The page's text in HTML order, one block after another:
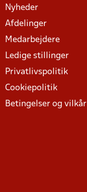
Nyheder
Afdelinger
Medarbejdere
Ledige stillinger
Privatlivspolitik
Cookiepolitik
Betingelser og vilkår